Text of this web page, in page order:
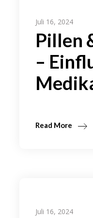
Juli 16, 2024
Pillen
–
Read More
Juli 16, 2024